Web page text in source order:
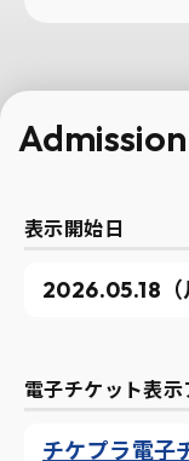
Admission
表示開始日
2026.05.18（
電子チケット表示
チケプラ電子